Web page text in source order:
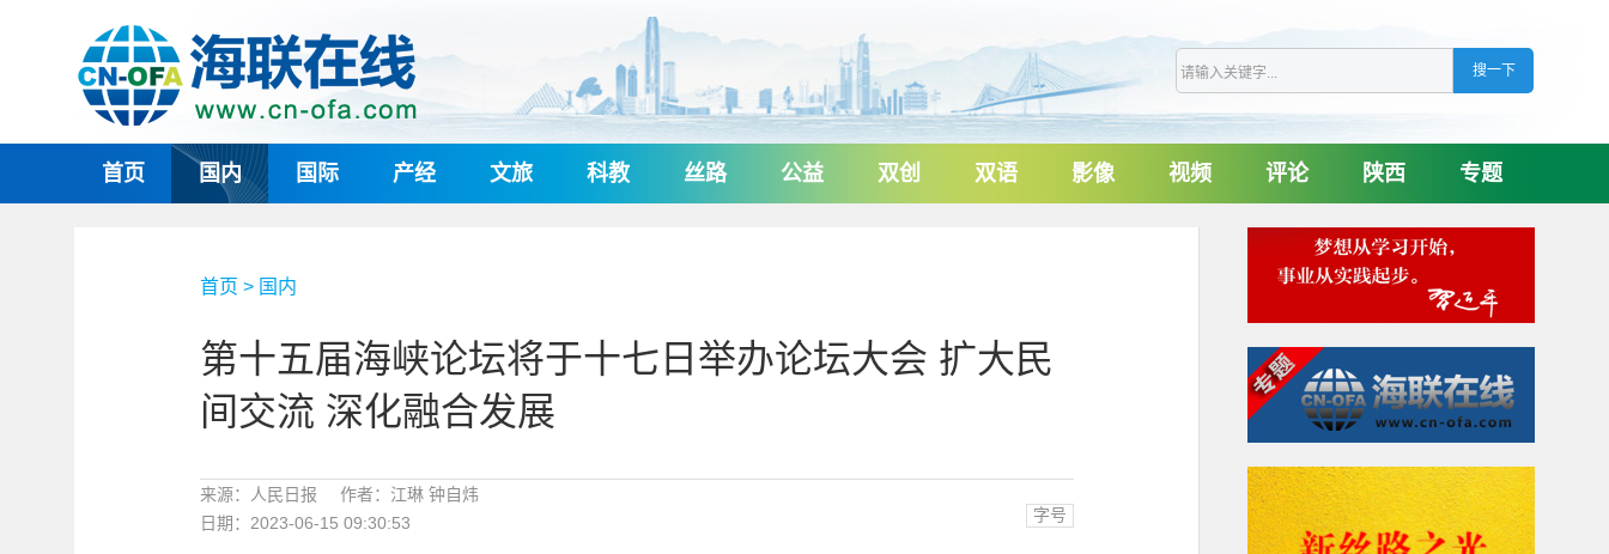
首页 国内 国际 产经 文旅 科教 丝路 公益 双创 双语 影像 视频 评论 陕西 专题
首页 > 国内
第十五届海峡论坛将于十七日举办论坛大会 扩大民
间交流 深化融合发展
来源：人民日报
作者：江琳 钟自炜
日期：2023-06-15 09:30:53
字号